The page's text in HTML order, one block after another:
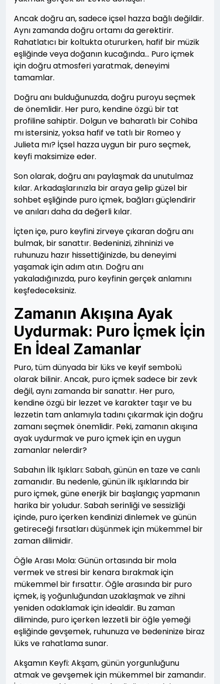
Ancak doğru an, sadece içsel hazza bağlı değildir.
Aynı zamanda doğru ortamı da gerektirir.
Rahatlatıcı bir koltukta otururken, hafif bir müzik
eşliğinde veya doğanın kucağında… Puro içmek
için doğru atmosferi yaratmak, deneyimi
tamamlar.
Doğru anı bulduğunuzda, doğru puroyu seçmek
de önemlidir. Her puro, kendine özgü bir tat
profiline sahiptir. Dolgun ve baharatlı bir Cohiba
mı istersiniz, yoksa hafif ve tatlı bir Romeo y
Julieta mı? İçsel hazza uygun bir puro seçmek,
keyfi maksimize eder.
Son olarak, doğru anı paylaşmak da unutulmaz
kılar. Arkadaşlarınızla bir araya gelip güzel bir
sohbet eşliğinde puro içmek, bağları güçlendirir
ve anıları daha da değerli kılar.
İçten içe, puro keyfini zirveye çıkaran doğru anı
bulmak, bir sanattır. Bedeninizi, zihninizi ve
ruhunuzu hazır hissettiğinizde, bu deneyimi
yaşamak için adım atın. Doğru anı
yakaladığınızda, puro keyfinin gerçek anlamını
keşfedeceksiniz.
Zamanın Akışına Ayak
Uydurmak: Puro İçmek İçin
En İdeal Zamanlar
Puro, tüm dünyada bir lüks ve keyif sembolü
olarak bilinir. Ancak, puro içmek sadece bir zevk
değil, aynı zamanda bir sanattır. Her puro,
kendine özgü bir lezzet ve karakter taşır ve bu
lezzetin tam anlamıyla tadını çıkarmak için doğru
zamanı seçmek önemlidir. Peki, zamanın akışına
ayak uydurmak ve puro içmek için en uygun
zamanlar nelerdir?
Sabahın İlk Işıkları: Sabah, günün en taze ve canlı
zamanıdır. Bu nedenle, günün ilk ışıklarında bir
puro içmek, güne enerjik bir başlangıç yapmanın
harika bir yoludur. Sabah serinliği ve sessizliği
içinde, puro içerken kendinizi dinlemek ve günün
getireceği fırsatları düşünmek için mükemmel bir
zaman dilimidir.
Öğle Arası Mola: Günün ortasında bir mola
vermek ve stresi bir kenara bırakmak için
mükemmel bir fırsattır. Öğle arasında bir puro
içmek, iş yoğunluğundan uzaklaşmak ve zihni
yeniden odaklamak için idealdir. Bu zaman
diliminde, puro içerken lezzetli bir öğle yemeği
eşliğinde gevşemek, ruhunuza ve bedeninize biraz
lüks ve rahatlama sunar.
Akşamın Keyfi: Akşam, günün yorgunluğunu
atmak ve gevşemek için mükemmel bir zamandır.